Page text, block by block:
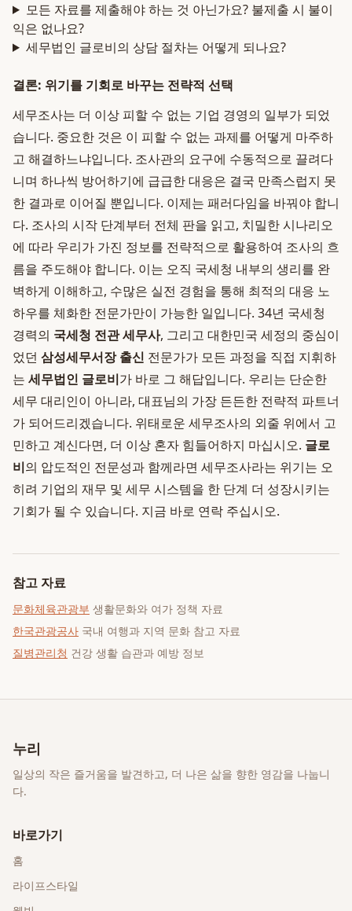
모든 자료를 제출해야 하는 것 아닌가요? 불제출 시 불이
익은 없나요?
세무법인 글로비의 상담 절차는 어떻게 되나요?
결론: 위기를 기회로 바꾸는 전략적 선택
세무조사는 더 이상 피할 수 없는 기업 경영의 일부가 되었
습니다. 중요한 것은 이 피할 수 없는 과제를 어떻게 마주하
고 해결하느냐입니다. 조사관의 요구에 수동적으로 끌려다
니며 하나씩 방어하기에 급급한 대응은 결국 만족스럽지 못
한 결과로 이어질 뿐입니다. 이제는 패러다임을 바꿔야 합니
다. 조사의 시작 단계부터 전체 판을 읽고, 치밀한 시나리오
에 따라 우리가 가진 정보를 전략적으로 활용하여 조사의 흐
름을 주도해야 합니다. 이는 오직 국세청 내부의 생리를 완
벽하게 이해하고, 수많은 실전 경험을 통해 최적의 대응 노
하우를 체화한 전문가만이 가능한 일입니다. 34년 국세청
경력의 국세청 전관 세무사, 그리고 대한민국 세정의 중심이
었던 삼성세무서장 출신 전문가가 모든 과정을 직접 지휘하
는 세무법인 글로비가 바로 그 해답입니다. 우리는 단순한
세무 대리인이 아니라, 대표님의 가장 든든한 전략적 파트너
가 되어드리겠습니다. 위태로운 세무조사의 외줄 위에서 고
민하고 계신다면, 더 이상 혼자 힘들어하지 마십시오. 글로
비의 압도적인 전문성과 함께라면 세무조사라는 위기는 오
히려 기업의 재무 및 세무 시스템을 한 단계 더 성장시키는
기회가 될 수 있습니다. 지금 바로 연락 주십시오.
참고 자료
문화체육관광부 생활문화와 여가 정책 자료
한국관광공사 국내 여행과 지역 문화 참고 자료
질병관리청 건강 생활 습관과 예방 정보
누리
일상의 작은 즐거움을 발견하고, 더 나은 삶을 향한 영감을 나눕니
다.
바로가기
홈
라이프스타일